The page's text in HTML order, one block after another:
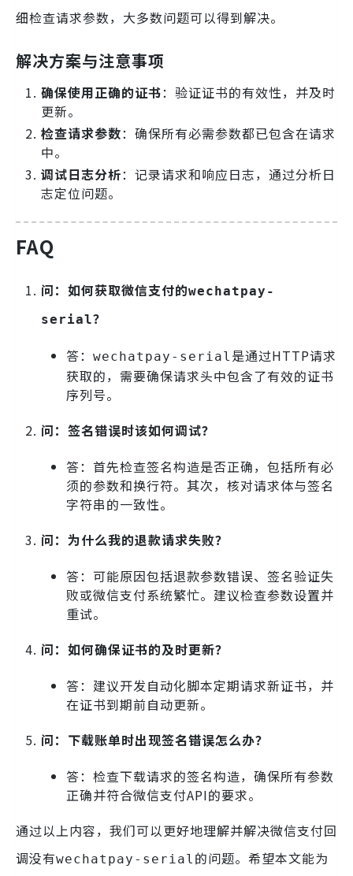
细检查请求参数，大多数问题可以得到解决。
解决方案与注意事项
确保使用正确的证书：验证证书的有效性，并及时
更新。
检查请求参数：确保所有必需参数都已包含在请求
中。
调试日志分析：记录请求和响应日志，通过分析日
志定位问题。
FAQ
问：如何获取微信支付的wechatpay-
serial？
答： wechatpay-serial 是通过HTTP请求
获取的，需要确保请求头中包含了有效的证书
序列号。
问：签名错误时该如何调试？
答：首先检查签名构造是否正确，包括所有必
须的参数和换行符。其次，核对请求体与签名
字符串的一致性。
问：为什么我的退款请求失败？
答：可能原因包括退款参数错误、签名验证失
败或微信支付系统繁忙。建议检查参数设置并
重试。
问：如何确保证书的及时更新？
答：建议开发自动化脚本定期请求新证书，并
在证书到期前自动更新。
问：下载账单时出现签名错误怎么办？
答：检查下载请求的签名构造，确保所有参数
正确并符合微信支付API的要求。
通过以上内容，我们可以更好地理解并解决微信支付回
调没有wechatpay-serial 的问题。希望本文能为